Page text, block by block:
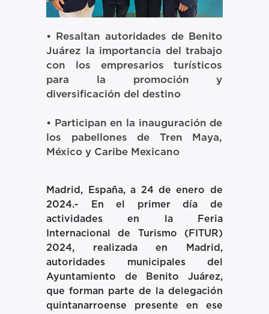
• Resaltan autoridades de Benito
Juárez la importancia del trabajo
con los empresarios turísticos
para la promoción y
diversificación del destino
• Participan en la inauguración de
los pabellones de Tren Maya,
México y Caribe Mexicano
Madrid, España, a 24 de enero de
2024.- En el primer día de
actividades en la Feria
Internacional de Turismo (FITUR)
2024, realizada en Madrid,
autoridades municipales del
Ayuntamiento de Benito Juárez,
que forman parte de la delegación
quintanarroense presente en ese